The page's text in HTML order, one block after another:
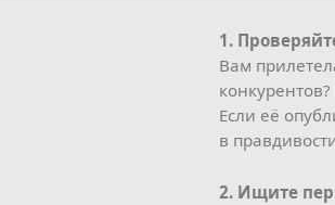
1.
Вам
Если её
в
2. Ищите